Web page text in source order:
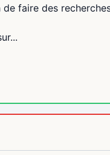
faire des